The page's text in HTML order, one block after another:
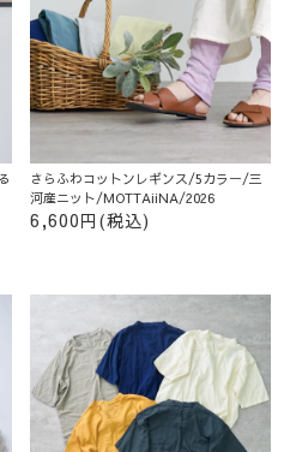
さらふわコットンレギンス/5カラー/三
河産ニット/MOTTAiiNA/2026
6,600円(税込)